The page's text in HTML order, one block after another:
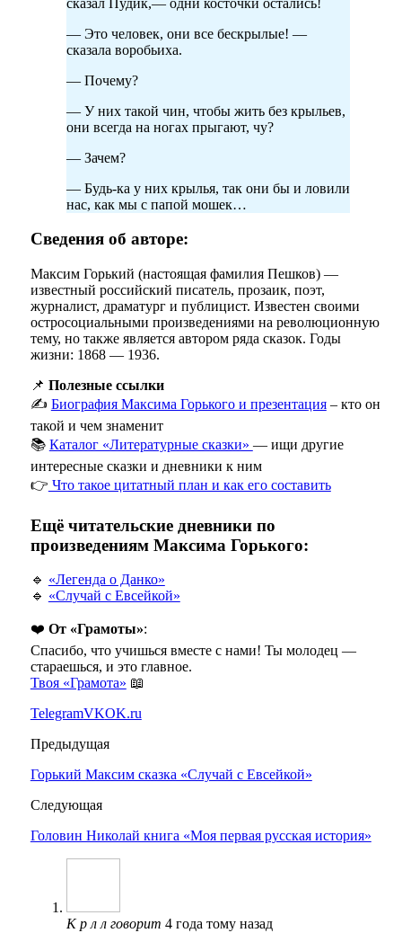
— Это человек, они все бескрылые! —
сказала воробьиха.
— Почему?
— У них такой чин, чтобы жить без крыльев,
они всегда на ногах прыгают, чу?
— Зачем?
— Будь-ка у них крылья, так они бы и ловили
нас, как мы с папой мошек…
Сведения об авторе:
Максим Горький (настоящая фамилия Пешков) —
известный российский писатель, прозаик, поэт,
журналист, драматург и публицист. Известен своими
остросоциальными произведениями на революционную
тему, но также является автором ряда сказок. Годы
жизни: 1868 — 1936.
📌 Полезные ссылки
✍️ Биография Максима Горького и презентация– кто он
такой и чем знаменит
📚 Каталог «Литературные сказки» — ищи другие
интересные сказки и дневники к ним
👉 Что такое цитатный план и как его составить
Ещё читательские дневники по
произведениям Максима Горького:
🔹 «Легенда о Данко»
🔹 «Случай с Евсейкой»
❤️ От «Грамоты»:
Спасибо, что учишься вместе с нами! Ты молодец —
стараешься, и это главное.
Твоя «Грамота» 📖
TelegramVKOK.ru
Предыдущая
Горький Максим сказка «Случай с Евсейкой»
Следующая
Головин Николай книга «Моя первая русская история»
К р л л говорит 4 года тому назад